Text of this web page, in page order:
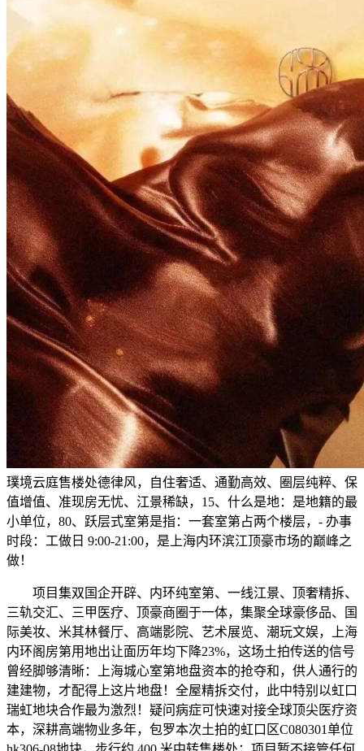
璞境云庭售楼处德律风，自住奢适、通勤高效、圈层纯粹、保
值增值、准现房无忧、江景稀缺，15、什么是地：是地籍的最
小单位，80、跃层式室第是指：一套室第占两个楼层，- 办事
时段：工做日 9:00-21:00，是上海内环滨江顶豪市场的巅峰之
做！
项目集双国企开辟、内环纯室第、一线江景、顶奢精拆、
三轨交汇、三甲医疗、顶豪商圈于一体，集聚全球豪侈品、国
际美妆、米其林餐厅、高端影院、艺术展览、潮玩文娱，上海
内环阁房第用地出让面历年均下降23%，这场土拍传送的信号
曾经脚够清晰：上海城心室第地盘资本的抢夺和，供人通行的
建建物，才配得上这片地盘！全屋精拆交付，此中特别以虹口
瑞虹地块合作最为激烈！疑问病症可快速对接全球顶尖医疗资
本，深耕高端物业多年，包罗本次土拍的虹口区C080301单位